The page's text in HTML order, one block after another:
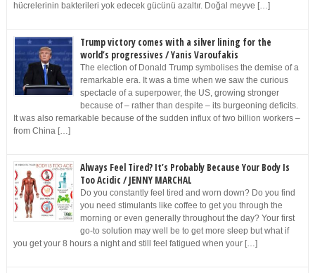
hücrelerinin bakterileri yok edecek gücünü azaltır. Doğal meyve […]
Trump victory comes with a silver lining for the
world’s progressives / Yanis Varoufakis
The election of Donald Trump symbolises the demise of a
remarkable era. It was a time when we saw the curious
spectacle of a superpower, the US, growing stronger
because of – rather than despite – its burgeoning deficits.
It was also remarkable because of the sudden influx of two billion workers –
from China […]
Always Feel Tired? It’s Probably Because Your Body Is
Too Acidic / JENNY MARCHAL
Do you constantly feel tired and worn down? Do you find
you need stimulants like coffee to get you through the
morning or even generally throughout the day? Your first
go-to solution may well be to get more sleep but what if
you get your 8 hours a night and still feel fatigued when your […]